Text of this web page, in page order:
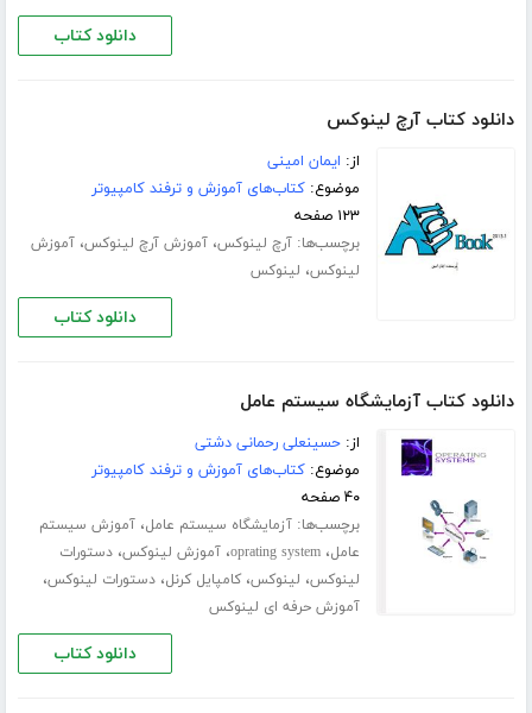
دانلود کتاب
دانلود کتاب آرچ لینوکس
از: ایمان امینی
موضوع:کتاب‌های آموزش و ترفند کامپیوتر
۱۲۳ صفحه
برچسب‌ها:آرچ لینوکس،آموزش آرچ لینوکس،آموزش
لینوکس، لینوکس
دانلود کتاب
دانلود کتاب آزمایشگاه سیستم عامل
از:حسینعلی رحمانی دشتی
موضوع:کتاب‌های آموزش و ترفند کامپیوتر
۴۰ صفحه
برچسب‌ها:آزمایشگاه سیستم عامل،آموزش سیستم
عامل،oprating system،آموزش لینوکس،دستورات
لینوکس، لینوکس،کامپایل کرنل،دستورات لینوکس،
آموزش حرفه ای لینوکس
دانلود کتاب